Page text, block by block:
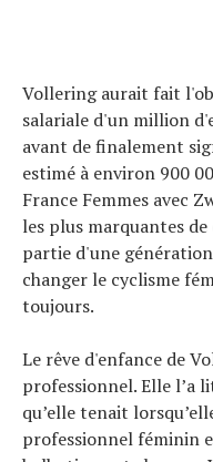
Vollering aurait fait
salariale d'un million
avant de finalement
estimé à environ 900
France Femmes avec
les plus marquantes
partie d'une
changer le cyclisme
toujours.
Le rêve d'enfance de
professionnel. Elle l’a
qu’elle tenait
professionnel féminin